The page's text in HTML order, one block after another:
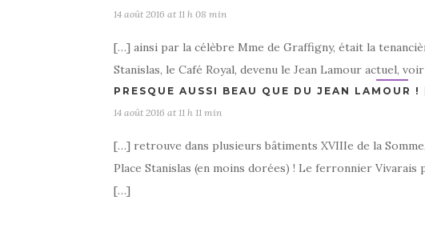
14 août 2016 at 11 h 08 min
[…] ainsi par la célèbre Mme de Graffigny, était la
Stanislas, le Café Royal, devenu le Jean Lamour actuel,
PRESQUE AUSSI BEAU QUE DU JEAN LAMOUR
14 août 2016 at 11 h 11 min
[…] retrouve dans plusieurs bâtiments XVIIIe de la
Place Stanislas (en moins dorées) ! Le ferronnier
[…]